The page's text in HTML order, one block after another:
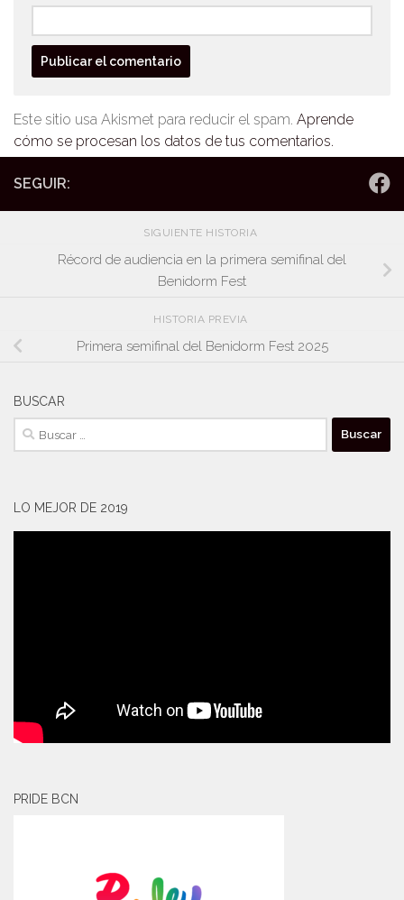
Este sitio usa Akismet para reducir el spam. Aprende
cómo se procesan los datos de tus comentarios.
SEGUIR:
SIGUIENTE HISTORIA
Récord de audiencia en la primera semifinal del
Benidorm Fest
HISTORIA PREVIA
Primera semifinal del Benidorm Fest 2025
BUSCAR
Buscar:
LO MEJOR DE 2019
PRIDE BCN